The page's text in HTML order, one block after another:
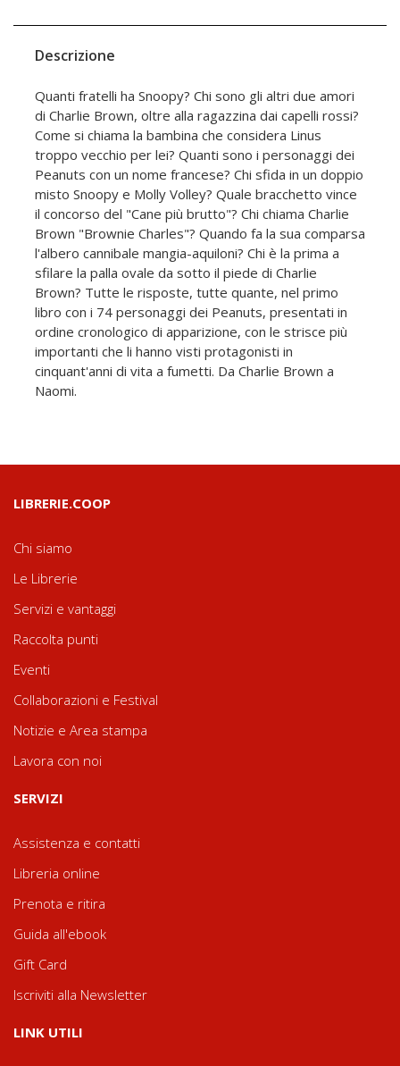
Descrizione
Quanti fratelli ha Snoopy? Chi sono gli altri due amori
di Charlie Brown, oltre alla ragazzina dai capelli rossi?
Come si chiama la bambina che considera Linus
troppo vecchio per lei? Quanti sono i personaggi dei
Peanuts con un nome francese? Chi sfida in un doppio
misto Snoopy e Molly Volley? Quale bracchetto vince
il concorso del "Cane più brutto"? Chi chiama Charlie
Brown "Brownie Charles"? Quando fa la sua comparsa
l'albero cannibale mangia-aquiloni? Chi è la prima a
sfilare la palla ovale da sotto il piede di Charlie
Brown? Tutte le risposte, tutte quante, nel primo
libro con i 74 personaggi dei Peanuts, presentati in
ordine cronologico di apparizione, con le strisce più
importanti che li hanno visti protagonisti in
cinquant'anni di vita a fumetti. Da Charlie Brown a
Naomi.
LIBRERIE.COOP
Chi siamo
Le Librerie
Servizi e vantaggi
Raccolta punti
Eventi
Collaborazioni e Festival
Notizie e Area stampa
Lavora con noi
SERVIZI
Assistenza e contatti
Libreria online
Prenota e ritira
Guida all'ebook
Gift Card
Iscriviti alla Newsletter
LINK UTILI